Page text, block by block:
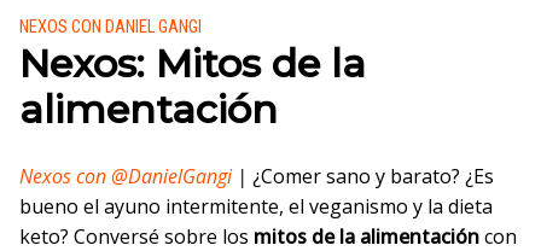
Publicado en:
NEXOS CON DANIEL GANGI
Nexos: Mitos de la
alimentación
Nexos con @DanielGangi| ¿Comer sano y barato? ¿Es
bueno el ayuno intermitente, el veganismo y la dieta
keto? Conversé sobre los mitos de la alimentacióncon